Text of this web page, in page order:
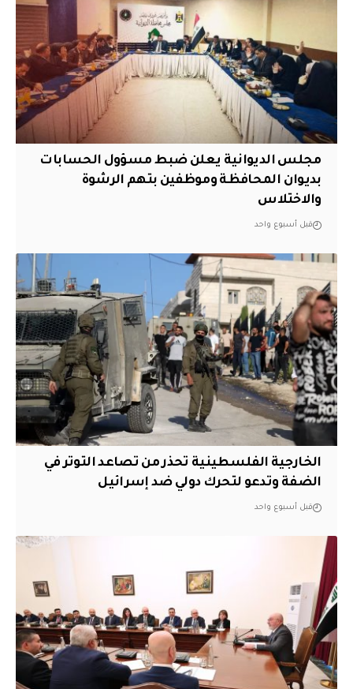
مجلس الديوانية يعلن ضبط مسؤول الحسابات
بديوان المحافظة وموظفين بتهم الرشوة
والاختلاس
قبل أسبوع واحد
الخارجية الفلسطينية تحذر من تصاعد التوتر في
الضفة وتدعو لتحرك دولي ضد إسرائيل
قبل أسبوع واحد